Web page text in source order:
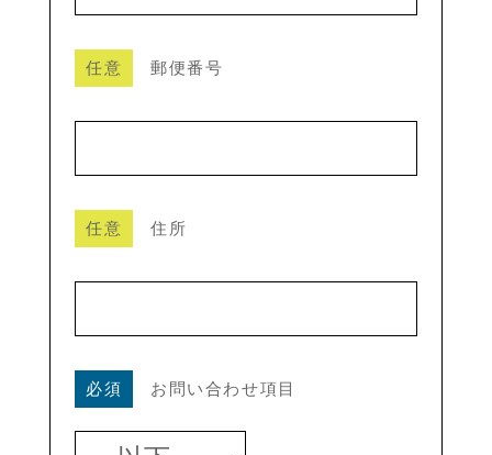
任意 郵便番号
任意 住所
必須 お問い合わせ項目